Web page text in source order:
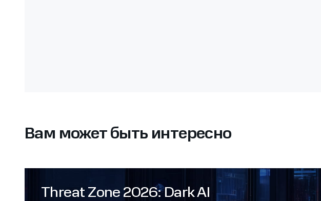
Вам может быть интересно
Threat Zone 2026: Dark AI